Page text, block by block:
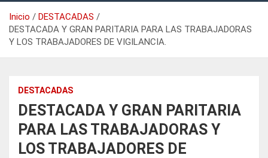
Inicio
DESTACADAS
DESTACADA Y GRAN PARITARIA PARA LAS TRABAJADORAS
Y LOS TRABAJADORES DE VIGILANCIA.
DESTACADAS
DESTACADA Y GRAN PARITARIA
PARA LAS TRABAJADORAS Y
LOS TRABAJADORES DE